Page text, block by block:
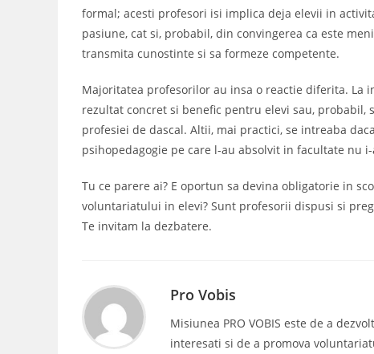
formal; acesti profesori isi implica deja elevii in
pasiune, cat si, probabil, din convingerea ca este
transmita cunostinte si sa formeze competente.
Majoritatea profesorilor au insa o reactie diferita. La
rezultat concret si benefic pentru elevi sau,
profesiei de dascal. Altii, mai practici, se intreaba
psihopedagogie pe care l-au absolvit in facultate
Tu ce parere ai? E oportun sa devina obligatorie in
voluntariatului in elevi? Sunt profesorii dispusi si
Te invitam la dezbatere.
Pro Vobis
Misiunea PRO VOBIS este de a
interesati si de a promova